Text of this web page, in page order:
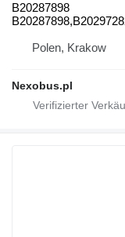
B20287898
Polen, Krakow
Nexobus.pl